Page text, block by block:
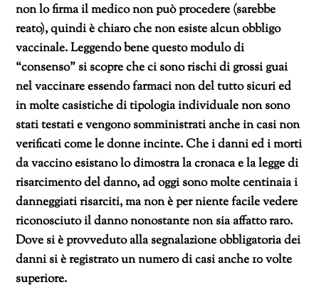
non lo firma il medico non può procedere (sarebbe
reato), quindi è chiaro che non esiste alcun obbligo
vaccinale. Leggendo bene questo modulo di
“consenso” si scopre che ci sono rischi di grossi guai
nel vaccinare essendo farmaci non del tutto sicuri ed
in molte casistiche di tipologia individuale non sono
stati testati e vengono somministrati anche in casi non
verificati come le donne incinte. Che i danni ed i morti
da vaccino esistano lo dimostra la cronaca e la legge di
risarcimento del danno, ad oggi sono molte centinaia i
danneggiati risarciti, ma non è per niente facile vedere
riconosciuto il danno nonostante non sia affatto raro.
Dove si è provveduto alla segnalazione obbligatoria dei
danni si è registrato un numero di casi anche 10 volte
superiore.